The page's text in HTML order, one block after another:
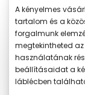
A kényelmes
tartalom és a
forgalmunk
megtekintheted
használatának
beállításaidat a
láblécben